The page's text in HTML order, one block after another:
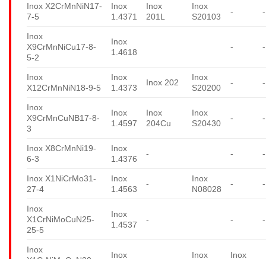
Inox X2CrMnNiN17-
7-5
Inox
1.4371
Inox
201L
Inox
S20103
- -
Inox
X9CrMnNiCu17-8-
5-2
Inox
1.4618
- -
Inox
X12CrMnNiN18-9-5
Inox
1.4373
Inox 202
Inox
S20200
- -
Inox
X9CrMnCuNB17-8-
3
Inox
1.4597
Inox
204Cu
Inox
S20430
- -
Inox X8CrMnNi19-
6-3
Inox
1.4376
- - -
Inox X1NiCrMo31-
27-4
Inox
1.4563
-
Inox
N08028
- -
Inox
X1CrNiMoCuN25-
25-5
Inox
1.4537
- - -
Inox
Inox Inox Inox